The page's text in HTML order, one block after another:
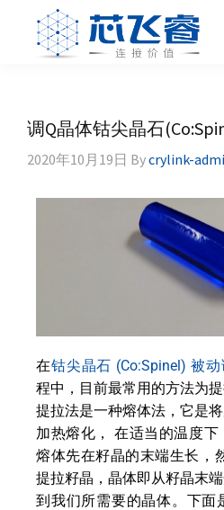
primary
体，
非
体，
激
光
器
调Q晶体钴尖晶石
2020年10月19日 Bycrylink-
在钴尖晶石 (Co:Spinel) 被
程中，目前最常用的方法为提
提拉法是一种熔体法，它是
加热熔化， 在适当的温度
熔体先在籽晶的末端生长，
提拉籽晶，晶体即从籽晶末
到我们所需要的晶体。下面